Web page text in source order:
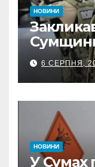
НОВИНИ
з
6 СЕРПНЯ,
НОВИНИ
У Сумах